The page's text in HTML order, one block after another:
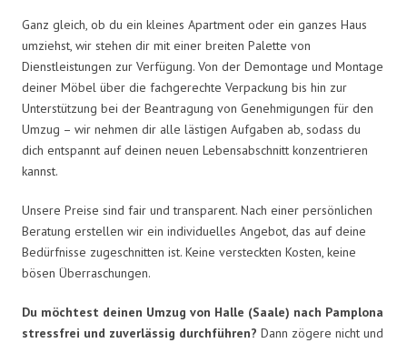
Ganz gleich, ob du ein kleines Apartment oder ein ganzes Haus
umziehst, wir stehen dir mit einer breiten Palette von
Dienstleistungen zur Verfügung. Von der Demontage und Montage
deiner Möbel über die fachgerechte Verpackung bis hin zur
Unterstützung bei der Beantragung von Genehmigungen für den
Umzug – wir nehmen dir alle lästigen Aufgaben ab, sodass du
dich entspannt auf deinen neuen Lebensabschnitt konzentrieren
kannst.
Unsere Preise sind fair und transparent. Nach einer persönlichen
Beratung erstellen wir ein individuelles Angebot, das auf deine
Bedürfnisse zugeschnitten ist. Keine versteckten Kosten, keine
bösen Überraschungen.
Du möchtest deinen Umzug von Halle (Saale) nach Pamplona
stressfrei und zuverlässig durchführen? Dann zögere nicht und